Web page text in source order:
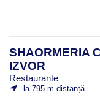
SHAORMERIA
IZVOR
Restaurante
la 795 m distanță